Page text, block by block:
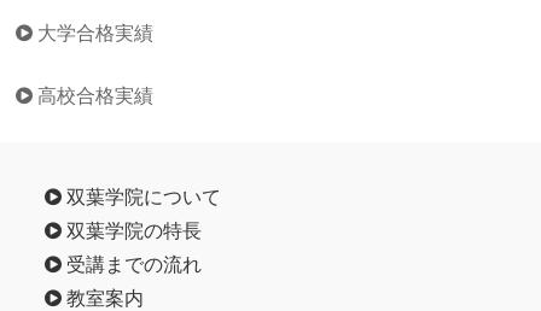
大学合格実績
高校合格実績
双葉学院について
双葉学院の特長
受講までの流れ
教室案内